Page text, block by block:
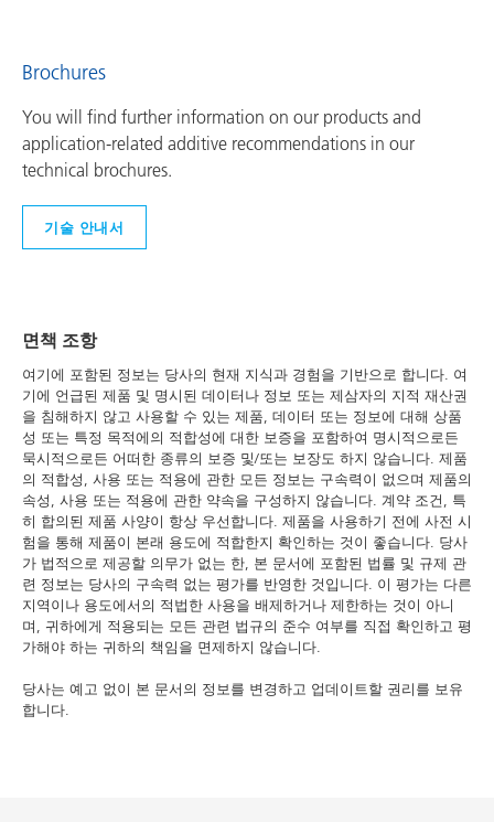
Brochures
You will find further information on our products and
application-related additive recommendations in our
technical brochures.
기술 안내서
면책 조항
여기에 포함된 정보는 당사의 현재 지식과 경험을 기반으로 합니다. 여
기에 언급된 제품 및 명시된 데이터나 정보 또는 제삼자의 지적 재산권
을 침해하지 않고 사용할 수 있는 제품, 데이터 또는 정보에 대해 상품
성 또는 특정 목적에의 적합성에 대한 보증을 포함하여 명시적으로든
묵시적으로든 어떠한 종류의 보증 및/또는 보장도 하지 않습니다. 제품
의 적합성, 사용 또는 적용에 관한 모든 정보는 구속력이 없으며 제품의
속성, 사용 또는 적용에 관한 약속을 구성하지 않습니다. 계약 조건, 특
히 합의된 제품 사양이 항상 우선합니다. 제품을 사용하기 전에 사전 시
험을 통해 제품이 본래 용도에 적합한지 확인하는 것이 좋습니다. 당사
가 법적으로 제공할 의무가 없는 한, 본 문서에 포함된 법률 및 규제 관
련 정보는 당사의 구속력 없는 평가를 반영한 것입니다. 이 평가는 다른
지역이나 용도에서의 적법한 사용을 배제하거나 제한하는 것이 아니
며, 귀하에게 적용되는 모든 관련 법규의 준수 여부를 직접 확인하고 평
가해야 하는 귀하의 책임을 면제하지 않습니다.
당사는 예고 없이 본 문서의 정보를 변경하고 업데이트할 권리를 보유
합니다.